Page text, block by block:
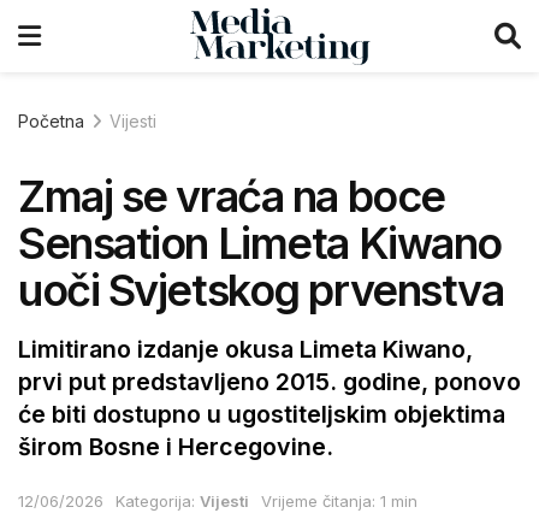
Početna Vijesti
Zmaj se vraća na boce
Sensation Limeta Kiwano
uoči Svjetskog prvenstva
Limitirano izdanje okusa Limeta Kiwano,
prvi put predstavljeno 2015. godine, ponovo
će biti dostupno u ugostiteljskim objektima
širom Bosne i Hercegovine.
12/06/2026 Kategorija: Vijesti Vrijeme čitanja: 1 min